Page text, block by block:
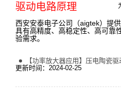
驱动电路原理
西安安泰电子公司（aigtek）提
具有高精度、高稳定性、高可靠
验需求。
【功率放大器应用】压电陶瓷
更新时间：2024-02-25